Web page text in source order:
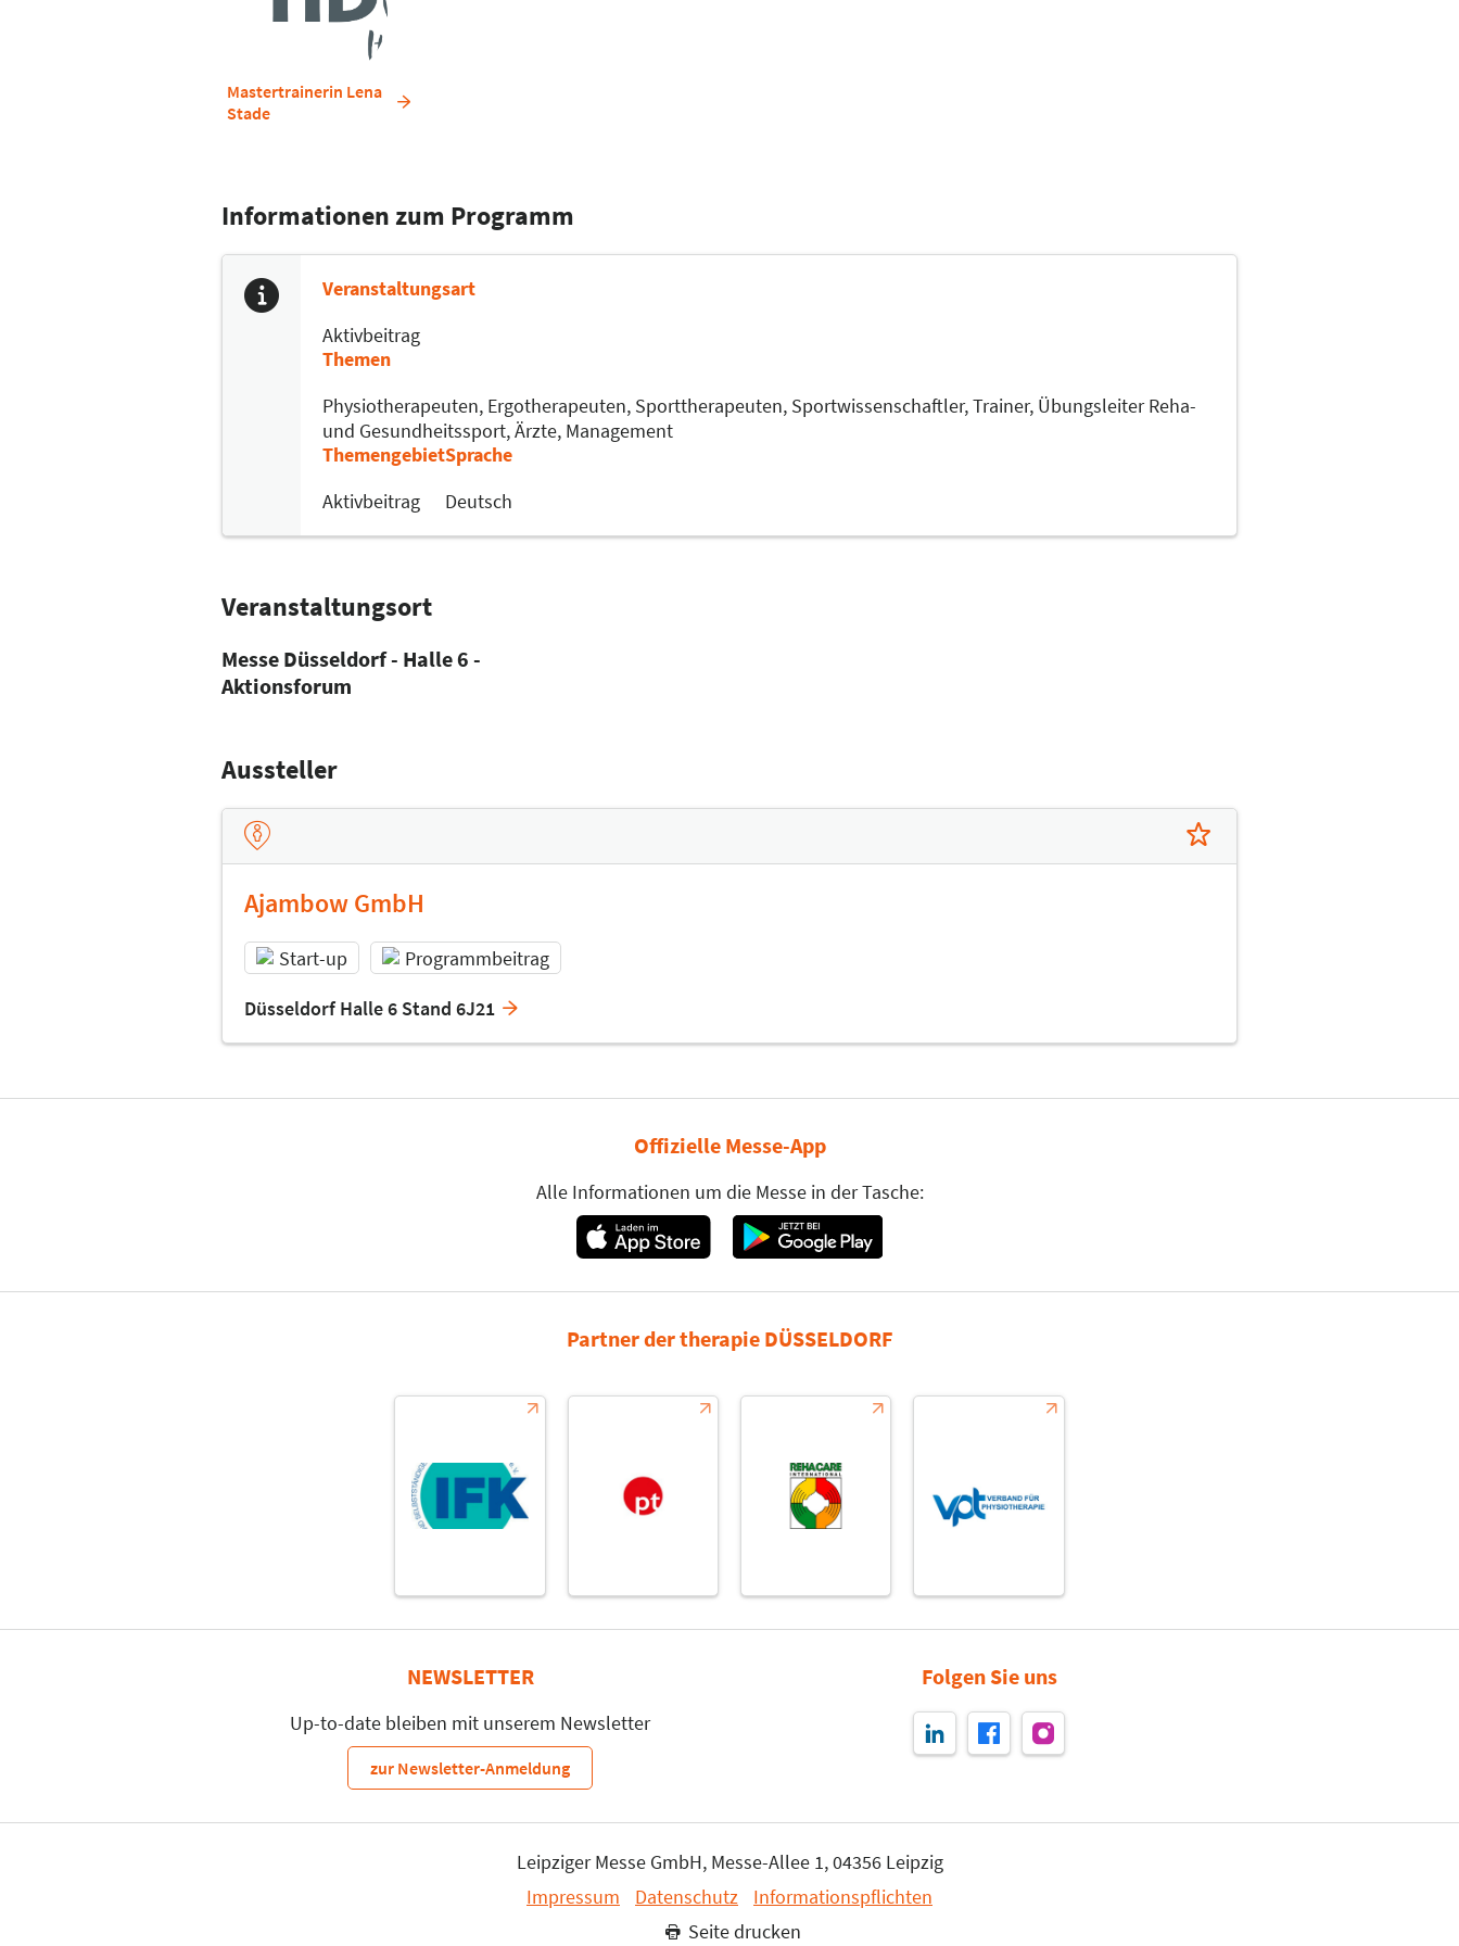
Art des Trainings stimuliert das Nervensystem und fördert die Koordination. Die Wasserfüllmenge kann dabei jederzeit
individuell angepasst werden.
Mastertrainerin Lena
Stade
Informationen zum Programm
Veranstaltungsart
Aktivbeitrag
Themen
Physiotherapeuten, Ergotherapeuten, Sporttherapeuten, Sportwissenschaftler,Trainer, Übungsleiter Reha-
und Gesundheitssport,Ärzte, Management
Themengebiet
Aktivbeitrag
Sprache
Deutsch
Veranstaltungsort
Messe Düsseldorf - Halle 6 -
Aktionsforum
Aussteller
Ajambow GmbH
Start-up Programmbeitrag
Düsseldorf Halle 6 Stand 6J21
Offizielle Messe-App
Alle Informationen um die Messe in der Tasche:
Partner der therapie DÜSSELDORF
NEWSLETTER
Up-to-date bleiben mit unserem Newsletter
zur Newsletter-Anmeldung
Folgen Sie uns
Leipziger Messe GmbH, Messe-Allee 1, 04356 Leipzig
Impressum
Datenschutz
Informationspflichten
Seite drucken